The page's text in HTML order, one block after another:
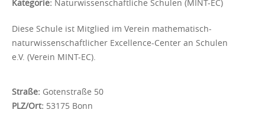
Kategorie: Naturwissenschaftliche Schulen (MINT-EC)
Diese Schule ist Mitglied im Verein mathematisch-
naturwissenschaftlicher Excellence-Center an Schulen
e.V. (Verein MINT-EC).
Straße: Gotenstraße 50
PLZ/Ort: 53175 Bonn